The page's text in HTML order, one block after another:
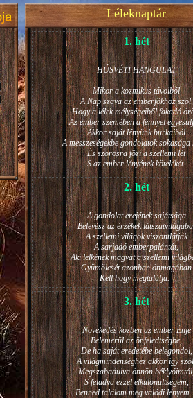
Léleknaptár
1. hét
HÚSVÉTI HANGULAT
Mikor a kozmikus távolból
A Nap szava az emberfőkhöz szól,
Hogy a lélek mélységeiből fakadó
Az ember szemében a fénnyel
Akkor saját lényünk burkaiból
A messzeségekbe gondolatok sokasága
És szorosra főzi a szellemi lét
S az ember lényének kötelékét.
2. hét
A gondolat erejének sajátsága
Belevész az érzékek
A szellemi világok viszontlátják
A sarjadó emberpalántát,
Aki lelkének magvát a szellemi
Gyümölcsét azonban önmagában
Kell hogy megtalálja.
3. hét
Növekedés közben az ember Énje
Belemerül az önfeledtségbe,
De ha saját eredetébe belegondol,
A világmindenséghez akkor így
Megszabadulva önnön
S feladva ezzel elkülönültségem,
Benned találom meg valódi